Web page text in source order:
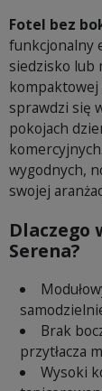
Fotel bez
funkcjonalny
siedzisko lub
sprawdzi się
pokojach
wygodnych,
swojej
Dlaczego
Serena?
Brak
przytłacza
Wysoki